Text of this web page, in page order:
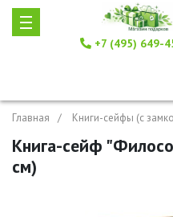
+7 (495) 649-
Главная Книги-сейфы (с
Книга-сейф
см)